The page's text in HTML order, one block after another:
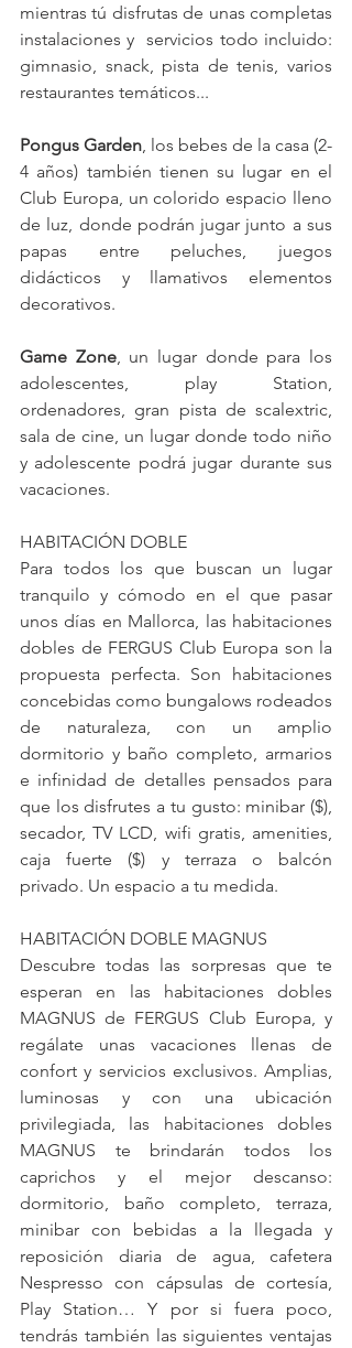
mientras tú disfrutas de unas completas
instalaciones y  servicios todo incluido:
gimnasio, snack, pista de tenis, varios
restaurantes temáticos...
Pongus Garden, los bebes de la casa (2-
4 años) también tienen su lugar en el
Club Europa, un colorido espacio lleno
de luz, donde podrán jugar junto a sus
papas entre peluches, juegos
didácticos y llamativos elementos
decorativos.
Game Zone, un lugar donde para los
adolescentes, play Station,
ordenadores, gran pista de scalextric,
sala de cine, un lugar donde todo niño
y adolescente podrá jugar durante sus
vacaciones.
HABITACIÓN DOBLE
Para todos los que buscan un lugar
tranquilo y cómodo en el que pasar
unos días en Mallorca, las habitaciones
dobles de FERGUS Club Europa son la
propuesta perfecta. Son habitaciones
concebidas como bungalows rodeados
de naturaleza, con un amplio
dormitorio y baño completo, armarios
e infinidad de detalles pensados para
que los disfrutes a tu gusto: minibar ($),
secador, TV LCD, wifi gratis, amenities,
caja fuerte ($) y terraza o balcón
privado. Un espacio a tu medida.
HABITACIÓN DOBLE MAGNUS
Descubre todas las sorpresas que te
esperan en las habitaciones dobles
MAGNUS de FERGUS Club Europa, y
regálate unas vacaciones llenas de
confort y servicios exclusivos. Amplias,
luminosas y con una ubicación
privilegiada, las habitaciones dobles
MAGNUS te brindarán todos los
caprichos y el mejor descanso:
dormitorio, baño completo, terraza,
minibar con bebidas a la llegada y
reposición diaria de agua, cafetera
Nespresso con cápsulas de cortesía,
Play Station… Y por si fuera poco,
tendrás también las siguientes ventajas